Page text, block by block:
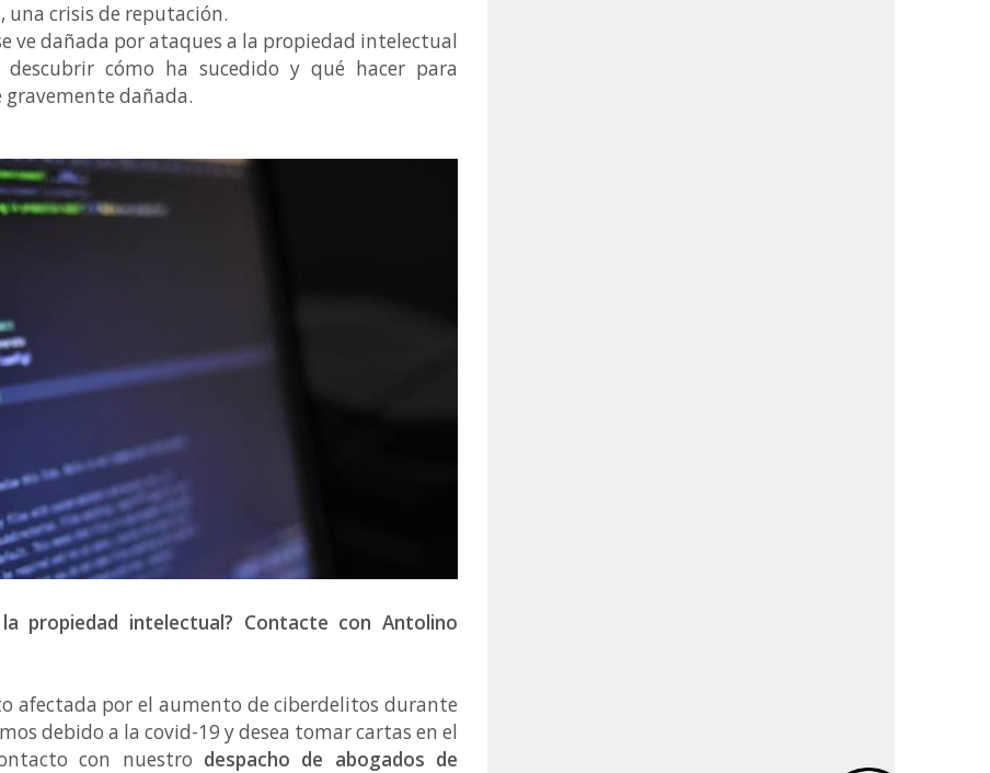
una crisis de reputación.
ve dañada por ataques a la propiedad intelectual
cómo ha sucedido y qué hacer para
dañada.
propiedad intelectual? Contacte con Antolino
afectada por el aumento de ciberdelitos durante
debido a la covid-19 y desea tomar cartas en el
con nuestro despacho de abogados de